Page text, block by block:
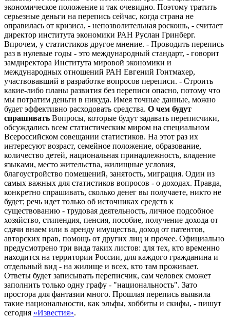
экономическое положение и так очевидно. Поэтому тратить
серьезные деньги на перепись сейчас, когда страна не
оправилась от кризиса, - непозволительная роскошь, - считает
директор института экономики РАН Руслан Гринберг.
Впрочем, у статистиков другое мнение. - Проводить перепись
раз в нулевые годы - это международный стандарт, - говорит
замдиректора Института мировой экономики и
международных отношений РАН Евгений Гонтмахер,
участвовавший в разработке вопросов переписи. - Строить
какие-либо планы развития без переписи опасно, потому что
мы потратим деньги в никуда. Имея точные данные, можно
будет эффективно расходовать средства. О чем будут
спрашивать Вопросы, которые будут задавать переписчики,
обсуждались всем статистическим миром на специальном
Всероссийском совещании статистиков. На этот раз их
интересуют возраст, семейное положение, образование,
количество детей, национальная принадлежность, владение
языками, место жительства, жилищные условия,
благоустройство помещений, занятость, миграция. Один из
самых важных для статистиков вопросов - о доходах. Правда,
конкретно спрашивать, сколько денег вы получаете, никто не
будет; речь идет только об источниках средств к
существованию - трудовая деятельность, личное подсобное
хозяйство, стипендия, пенсия, пособие, получение дохода от
сдачи внаем или в аренду имущества, доход от патентов,
авторских прав, помощь от других лиц и прочее. Официально
предусмотрено три вида таких листов: для тех, кто временно
находится на территории России, для каждого гражданина и
отдельный вид - на жилище и всех, кто там проживает.
Ответы будет записывать переписчик, сам человек сможет
заполнить только одну графу - "национальность". Зато
простора для фантазии много. Прошлая перепись выявила
такие национальности, как эльфы, хоббиты и скифы, - пишут
сегодня «Известия».